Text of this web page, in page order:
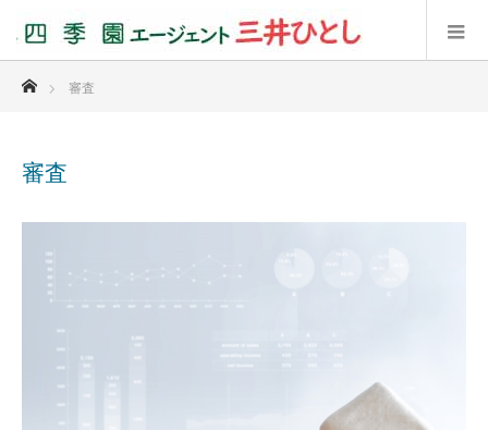
ホーム
審査
審査